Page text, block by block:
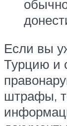
Если вы
Турцию и
штрафы,